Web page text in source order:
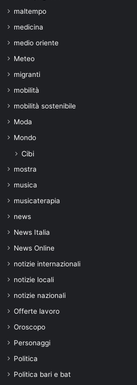
maltempo
medicina
medio oriente
Meteo
migranti
mobilità
mobilità sostenibile
Moda
Mondo
Cibi
mostra
musica
musicaterapia
news
News Italia
News Online
notizie internazionali
notizie locali
notizie nazionali
Offerte lavoro
Oroscopo
Personaggi
Politica
Politica bari e bat